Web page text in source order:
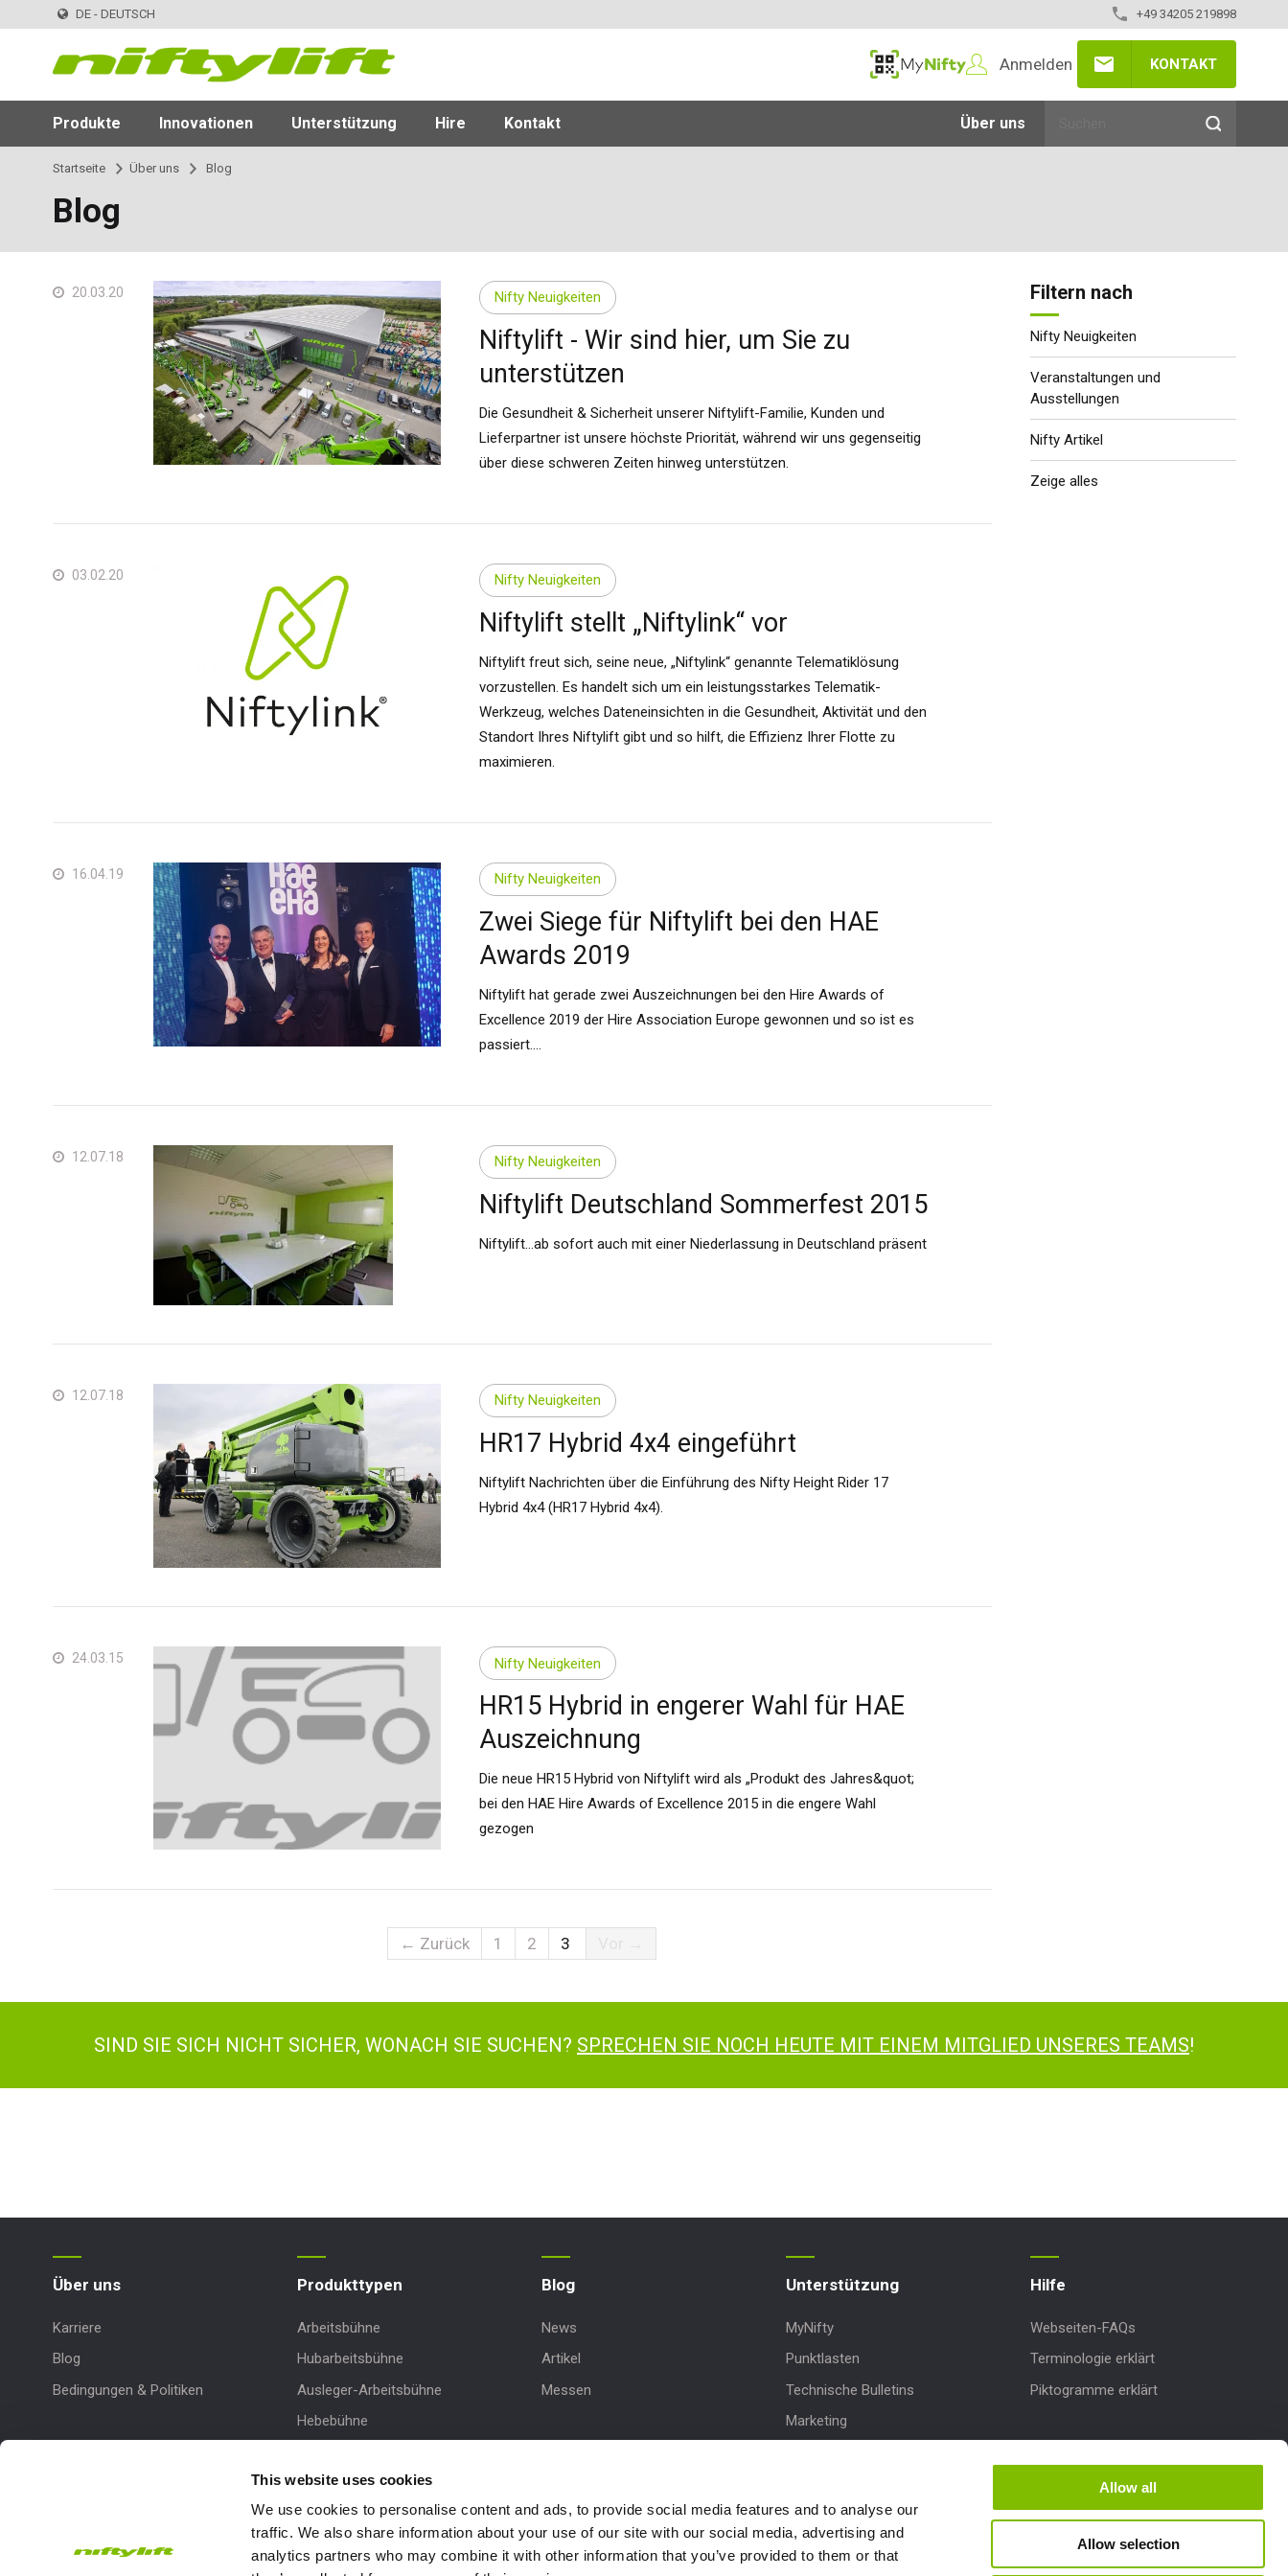
This website uses cookies
We use cookies to personalise content and ads, to provide social media features and to analyse our
traffic. We also share information about your use of our site with our social media, advertising and
analytics partners who may combine it with other information that you’ve provided to them or that
Allow all
Allow selection
DE - DEUTSCH +49 34205 219898
MyNifty
Anmelden KONTAKT
Produkte Innovationen Unterstützung Hire Kontakt Über uns
Startseite Über uns Blog
Blog
20.03.20 Nifty Neuigkeiten
Niftylift - Wir sind hier, um Sie zu
unterstützen
Die Gesundheit & Sicherheit unserer Niftylift-Familie, Kunden und
Lieferpartner ist unsere höchste Priorität, während wir uns gegenseitig
über diese schweren Zeiten hinweg unterstützen.
03.02.20 Nifty Neuigkeiten
Niftylift stellt „Niftylink“ vor
Niftylift freut sich, seine neue, „Niftylink“ genannte Telematiklösung
vorzustellen. Es handelt sich um ein leistungsstarkes Telematik-
Werkzeug, welches Dateneinsichten in die Gesundheit, Aktivität und den
Standort Ihres Niftylift gibt und so hilft, die Effizienz Ihrer Flotte zu
maximieren.
16.04.19 Nifty Neuigkeiten
Zwei Siege für Niftylift bei den HAE
Awards 2019
Niftylift hat gerade zwei Auszeichnungen bei den Hire Awards of
Excellence 2019 der Hire Association Europe gewonnen und so ist es
passiert....
12.07.18 Nifty Neuigkeiten
Niftylift Deutschland Sommerfest 2015
Niftylift...ab sofort auch mit einer Niederlassung in Deutschland präsent
12.07.18 Nifty Neuigkeiten
HR17 Hybrid 4x4 eingeführt
Niftylift Nachrichten über die Einführung des Nifty Height Rider 17
Hybrid 4x4 (HR17 Hybrid 4x4).
24.03.15 Nifty Neuigkeiten
HR15 Hybrid in engerer Wahl für HAE
Auszeichnung
Die neue HR15 Hybrid von Niftylift wird als „Produkt des Jahres&quot;
bei den HAE Hire Awards of Excellence 2015 in die engere Wahl
gezogen
← Zurück 1 2 3
Filtern nach
Nifty Neuigkeiten
Veranstaltungen und
Ausstellungen
Nifty Artikel
Zeige alles
SIND SIE SICH NICHT SICHER, WONACH SIE SUCHEN? SPRECHEN SIE NOCH HEUTE MIT EINEM MITGLIED UNSERES TEAMS!
Über uns
Karriere
Blog
Bedingungen & Politiken
Produkttypen
Arbeitsbühne
Hubarbeitsbühne
Ausleger-Arbeitsbühne
Hebebühne
Blog
News
Artikel
Messen
Unterstützung
MyNifty
Punktlasten
Technische Bulletins
Marketing
NiftyPRO
Hilfe
Webseiten-FAQs
Terminologie erklärt
Piktogramme erklärt
Amerika
English
Español
Deutschland
Español
Netherlands
Canada
Français